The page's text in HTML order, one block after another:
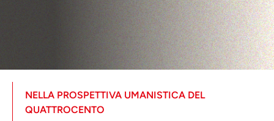
NELLA PROSPETTIVA UMANISTICA DEL
QUATTROCENTO